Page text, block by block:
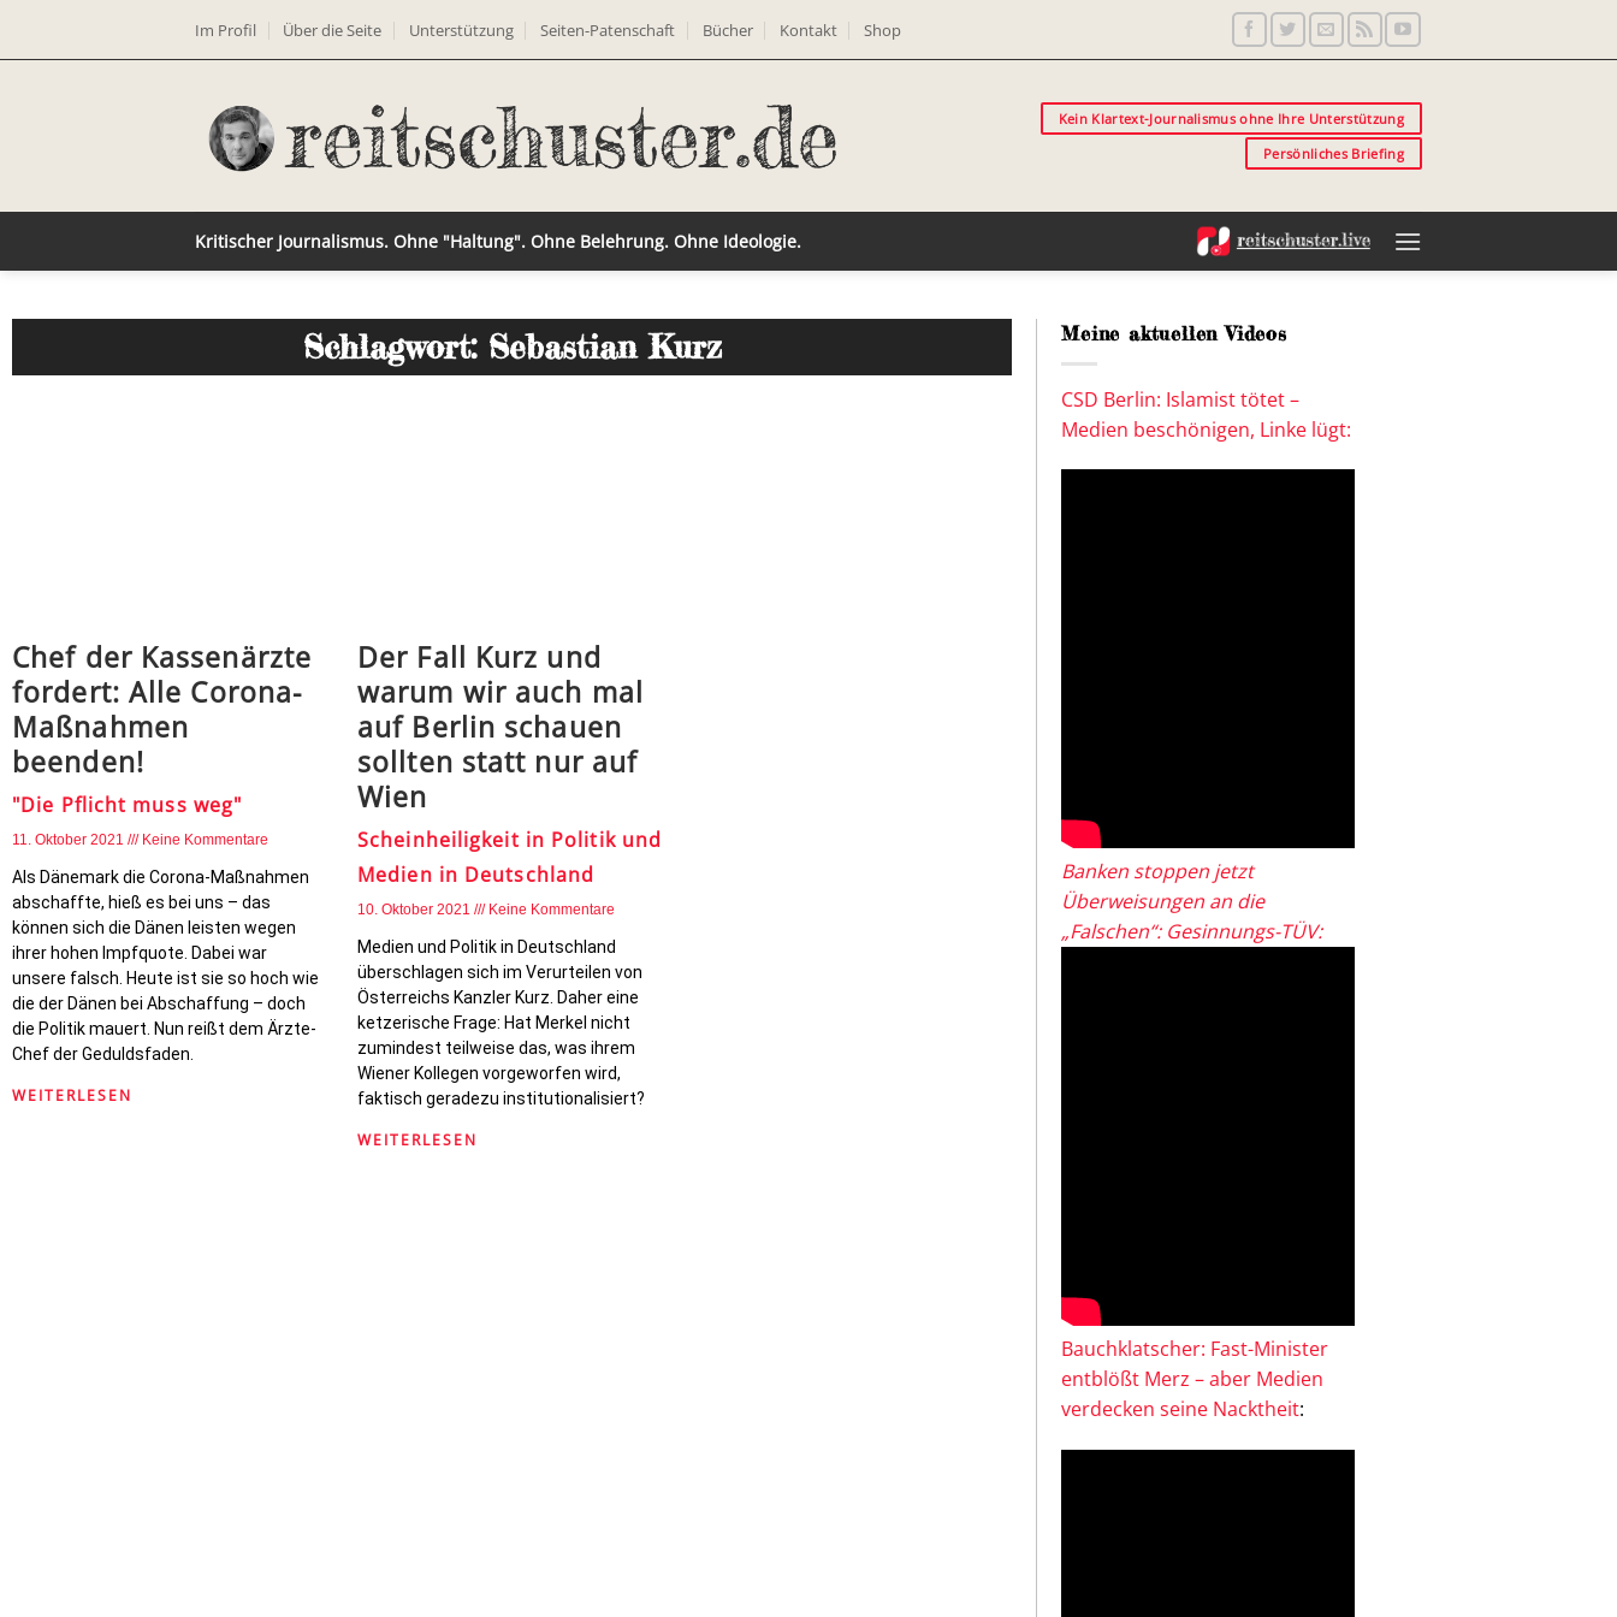
Im Profil Über die Seite Unterstützung Seiten-Patenschaft Bücher Kontakt Shop
Kein Klartext-Journalismus ohne Ihre Unterstützung
Persönliches Briefing
Kritischer Journalismus. Ohne "Haltung". Ohne Belehrung. Ohne Ideologie.
Schlagwort: Sebastian Kurz
Chef der Kassenärzte
fordert: Alle Corona-
Maßnahmen
beenden!
"Die Pflicht muss weg"
11. Oktober 2021 Keine Kommentare
Als Dänemark die Corona-Maßnahmen
abschaffte, hieß es bei uns – das
können sich die Dänen leisten wegen
ihrer hohen Impfquote. Dabei war
unsere falsch. Heute ist sie so hoch wie
die der Dänen bei Abschaffung – doch
die Politik mauert. Nun reißt dem Ärzte-
Chef der Geduldsfaden.
WEITERLESEN
Der Fall Kurz und
warum wir auch mal
auf Berlin schauen
sollten statt nur auf
Wien
Scheinheiligkeit in Politik und
Medien in Deutschland
10. Oktober 2021 Keine Kommentare
Medien und Politik in Deutschland
überschlagen sich im Verurteilen von
Österreichs Kanzler Kurz. Daher eine
ketzerische Frage: Hat Merkel nicht
zumindest teilweise das, was ihrem
Wiener Kollegen vorgeworfen wird,
faktisch geradezu institutionalisiert?
WEITERLESEN
Meine aktuellen Videos
CSD Berlin: Islamist tötet –
Medien beschönigen, Linke lügt:
Banken stoppen jetzt
Überweisungen an die
„Falschen“: Gesinnungs-TÜV:
Bauchklatscher: Fast-Minister
entblößt Merz – aber Medien
verdecken seine Nacktheit: